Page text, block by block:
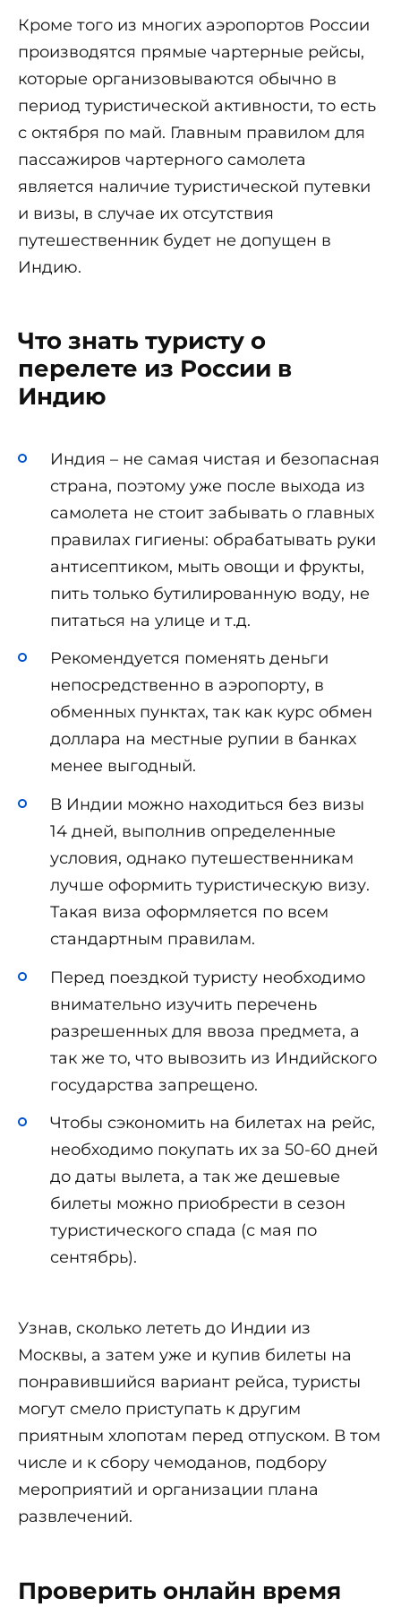
Кроме того из многих аэропортов России
производятся прямые чартерные рейсы,
которые организовываются обычно в
период туристической активности, то есть
с октября по май. Главным правилом для
пассажиров чартерного самолета
является наличие туристической путевки
и визы, в случае их отсутствия
путешественник будет не допущен в
Индию.
Что знать туристу о
перелете из России в
Индию
Индия – не самая чистая и безопасная
страна, поэтому уже после выхода из
самолета не стоит забывать о главных
правилах гигиены: обрабатывать руки
антисептиком, мыть овощи и фрукты,
пить только бутилированную воду, не
питаться на улице и т.д.
Рекомендуется поменять деньги
непосредственно в аэропорту, в
обменных пунктах, так как курс обмен
доллара на местные рупии в банках
менее выгодный.
В Индии можно находиться без визы
14 дней, выполнив определенные
условия, однако путешественникам
лучше оформить туристическую визу.
Такая виза оформляется по всем
стандартным правилам.
Перед поездкой туристу необходимо
внимательно изучить перечень
разрешенных для ввоза предмета, а
так же то, что вывозить из Индийского
государства запрещено.
Чтобы сэкономить на билетах на рейс,
необходимо покупать их за 50-60 дней
до даты вылета, а так же дешевые
билеты можно приобрести в сезон
туристического спада (с мая по
сентябрь).
Узнав, сколько лететь до Индии из
Москвы, а затем уже и купив билеты на
понравившийся вариант рейса, туристы
могут смело приступать к другим
приятным хлопотам перед отпуском. В том
числе и к сбору чемоданов, подбору
мероприятий и организации плана
развлечений.
Проверить онлайн время